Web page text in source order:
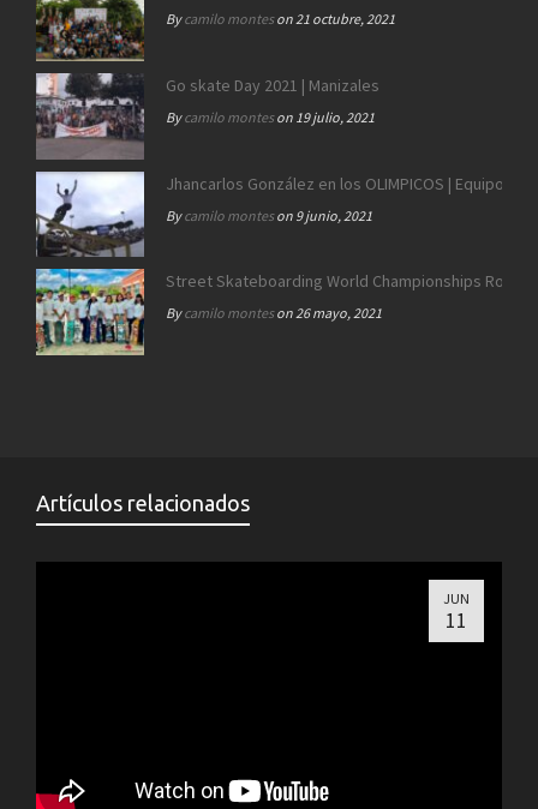
Bycamilo monteson 21 octubre, 2021
Go skate Day 2021 | Manizales
Bycamilo monteson 19 julio, 2021
Jhancarlos González en los OLIMPICOS | Equipo SB
Bycamilo monteson 9 junio, 2021
Street Skateboarding World Championships Roma
Bycamilo monteson 26 mayo, 2021
Artículos relacionados
JUN
11